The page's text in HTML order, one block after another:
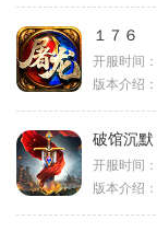
１７６
开服时间：
版本介绍：
破馆沉默
开服时间：
版本介绍：